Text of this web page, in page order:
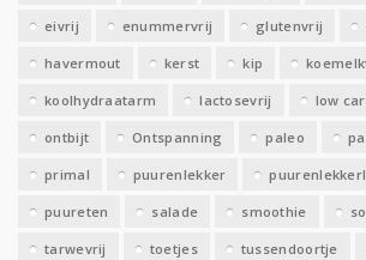
eivrij enummervrij glutenvrij
havermout kerst kip
koolhydraatarm lactosevrij low
ontbijt Ontspanning paleo
primal puurenlekker
puureten salade smoothie
tarwevrij toetjes tussendoortje